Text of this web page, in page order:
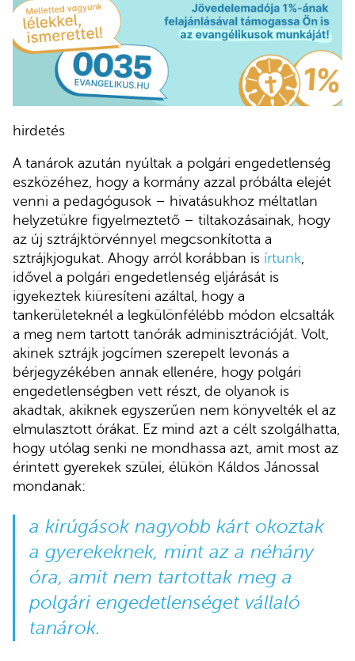
hirdetés
A tanárok azután nyúltak a polgári engedetlenség
eszközéhez, hogy a kormány azzal próbálta elejét
venni a pedagógusok – hivatásukhoz méltatlan
helyzetükre figyelmeztető – tiltakozásainak, hogy
az új sztrájktörvénnyel megcsonkította a
sztrájkjogukat. Ahogy arról korábban is írtunk,
idővel a polgári engedetlenség eljárását is
igyekeztek kiüresíteni azáltal, hogy a
tankerületeknél a legkülönfélébb módon elcsalták
a meg nem tartott tanórák adminisztrációját. Volt,
akinek sztrájk jogcímen szerepelt levonás a
bérjegyzékében annak ellenére, hogy polgári
engedetlenségben vett részt, de olyanok is
akadtak, akiknek egyszerűen nem könyvelték el az
elmulasztott órákat. Ez mind azt a célt szolgálhatta,
hogy utólag senki ne mondhassa azt, amit most az
érintett gyerekek szülei, élükön Káldos Jánossal
mondanak:
a kirúgások nagyobb kárt okoztak
a gyerekeknek, mint az a néhány
óra, amit nem tartottak meg a
polgári engedetlenséget vállaló
tanárok.